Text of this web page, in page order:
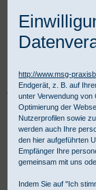
Praxisbedarf Shop
CTG-Geräte und
Wasserfeste Toko
http://www.msg-
Endgerät, z. B. auf
unter Verwendung von
Optimierung der
Nutzerprofilen sowie
werden auch Ihre
den hier aufgeführten
Empfänger Ihre
gemeinsam mit uns
Indem Sie auf "Ich